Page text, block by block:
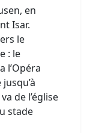
en
Isar.
le
: le
l’Opéra
de l’église
stade